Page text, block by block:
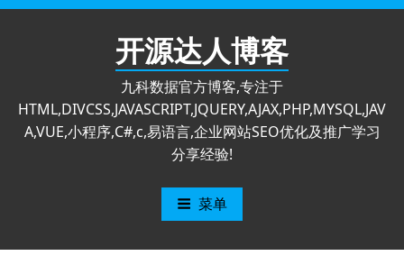
跳
开源达人博客
九科数据官方博客,专注于
HTML,DIVCSS,JAVASCRIPT,JQUERY,AJAX,PHP,MYSQL,JAV
A,VUE,小程序,C#,c,易语言,企业网站SEO优化及推广学习
分享经验!
菜单